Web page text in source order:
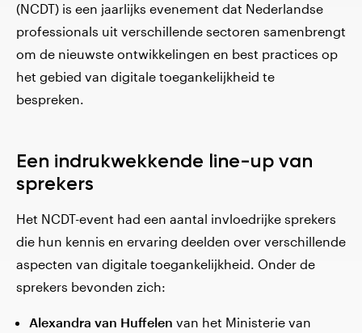
(NCDT) is een jaarlijks evenement dat Nederlandse
professionals uit verschillende sectoren samenbrengt
om de nieuwste ontwikkelingen en best practices op
het gebied van digitale toegankelijkheid te
bespreken.
Een indrukwekkende line-up van
sprekers
Het NCDT-event had een aantal invloedrijke sprekers
die hun kennis en ervaring deelden over verschillende
aspecten van digitale toegankelijkheid. Onder de
sprekers bevonden zich:
Alexandra van Huffelen van het Ministerie van